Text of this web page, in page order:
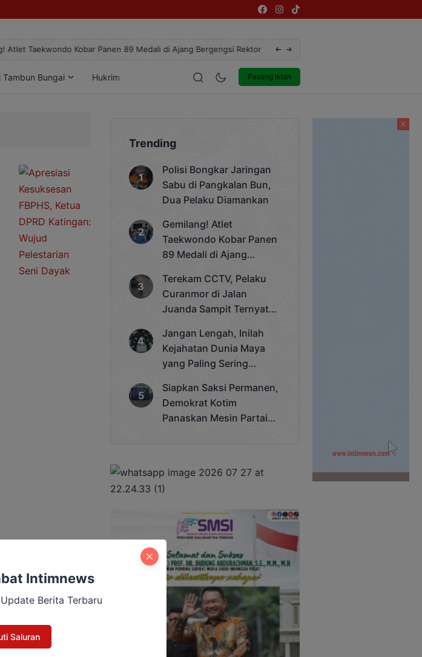
Kobar Panen 89 Medali di Ajang Bergengsi Rektor Unda Cup 2025 Terekam CCTV, Pelaku Curanmor di
Pasang Iklan
Tambun Bungai Hukrim Entertainment
Trending
Polisi Bongkar Jaringan
Sabu di Pangkalan Bun,
Dua Pelaku Diamankan
Gemilang! Atlet
Taekwondo Kobar Panen
89 Medali di Ajang
Cup 2025
Terekam CCTV, Pelaku
Curanmor di Jalan
Juanda Sampit Ternyata
Jangan Lengah, Inilah
Kejahatan Dunia Maya
yang Paling Sering
Siapkan Saksi Permanen,
Demokrat Kotim
Panaskan Mesin Partai
Intimnews
Berita Terbaru
Saluran